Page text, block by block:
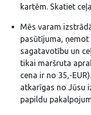
kartēm. Skatiet
Mēs varam
pasūtījuma, ņemot
sagatavotību un
tikai maršruta
cena ir no 35,-
atkarīgas no Jūsu
papildu